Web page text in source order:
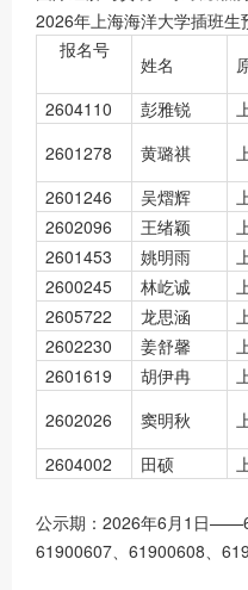
2026年上海海洋大学插班生
报名号
姓名
2604110
彭雅锐
2601278
黄璐祺
2601246
吴熠辉
2602096
王绪颖
2601453
姚明雨
2600245
林屹诚
2605722
龙思涵
2602230
姜舒馨
2601619
胡伊冉
2602026
窦明秋
2604002
田硕
公示期：2026年6月1日
61900607、61900608、